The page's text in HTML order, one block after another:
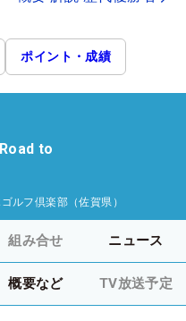
ポイント・成績
Road to
ルフ倶楽部（佐賀県）
組み合せ ニュース
概要など TV放送予定